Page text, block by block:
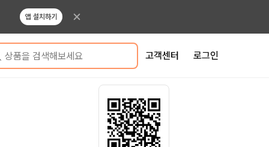
앱 설치하기
상품을 검색해보세요 고객센터 로그인